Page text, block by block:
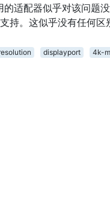
适配器似乎对该问题
持。这似乎没有任何
displayport 4k-